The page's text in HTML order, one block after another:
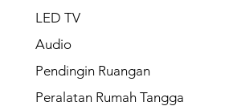
LED TV
Audio
Pendingin Ruangan
Peralatan Rumah Tangga